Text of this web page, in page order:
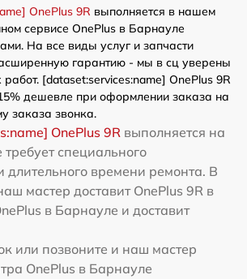
OnePlus 9R выполняется в нашем
сервисе OnePlus в Барнауле
На все виды услуг и запчасти
гарантию - мы в сц уверены
[dataset:services:name] OnePlus 9R
дешевле при оформлении заказа на
заказа звонка.
OnePlus 9R выполняется на
специального
длительного времени ремонта. В
мастер доставит OnePlus 9R в
в Барнауле и доставит
или позвоните и наш мастер
OnePlus в Барнауле